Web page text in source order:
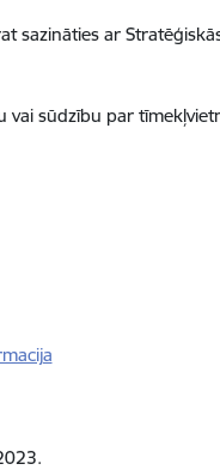
sazināties ar
vai sūdzību par